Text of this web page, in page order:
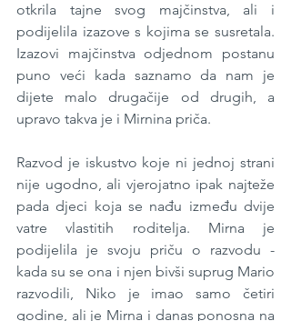
otkrila tajne svog majčinstva, ali i
podijelila izazove s kojima se susretala.
Izazovi majčinstva odjednom postanu
puno veći kada saznamo da nam je
dijete malo drugačije od drugih, a
upravo takva je i Mirnina priča.
Razvod je iskustvo koje ni jednoj strani
nije ugodno, ali vjerojatno ipak najteže
pada djeci koja se nađu između dvije
vatre vlastitih roditelja. Mirna je
podijelila je svoju priču o razvodu -
kada su se ona i njen bivši suprug Mario
razvodili, Niko je imao samo četiri
godine, ali je Mirna i danas ponosna na